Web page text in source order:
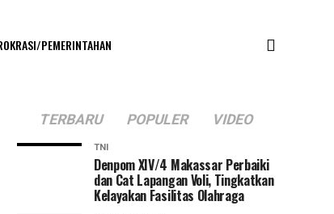
PEMERINTAHAN
TERBARU POPULER VIDEO
TNI
Denpom XIV/4 Makassar Perbaiki
dan Cat Lapangan Voli, Tingkatkan
Kelayakan Fasilitas Olahraga